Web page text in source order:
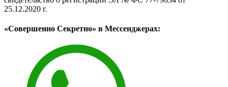
25.12.2020 г.
«Совершенно Секретно» в Мессенджерах: